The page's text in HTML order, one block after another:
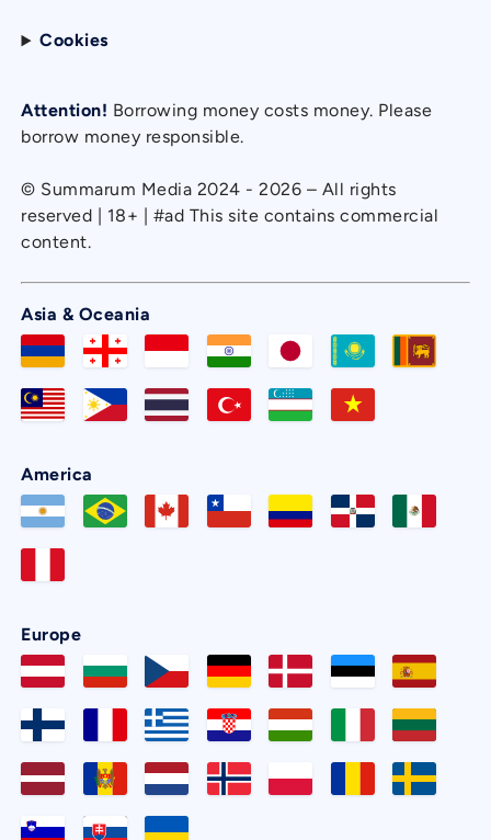
Cookies
Attention! Borrowing money costs money. Please
borrow money responsible.
© Summarum Media 2024 - 2026 – All rights
reserved | 18+ | #ad This site contains commercial
content.
Asia & Oceania
America
Europe